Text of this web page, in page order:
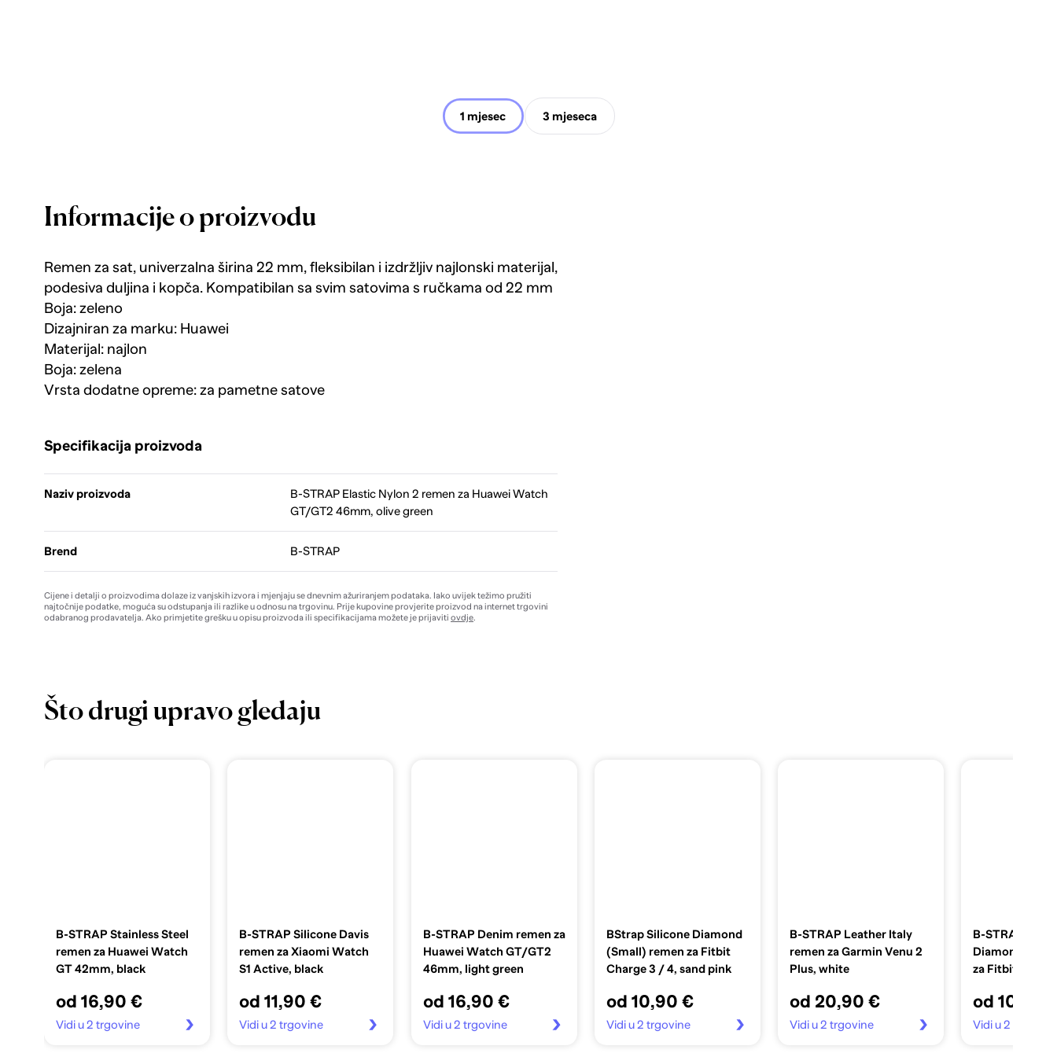
1 mjesec 3 mjeseca
Informacije o proizvodu
Remen za sat, univerzalna širina 22 mm, fleksibilan i izdržljiv najlonski materijal,
podesiva duljina i kopča. Kompatibilan sa svim satovima s ručkama od 22 mm
Boja: zeleno
Dizajniran za marku: Huawei
Materijal: najlon
Boja: zelena
Vrsta dodatne opreme: za pametne satove
Specifikacija proizvoda
Naziv proizvoda
B-STRAP Elastic Nylon 2 remen za Huawei Watch
GT/GT2 46mm, olive green
Brend B-STRAP
Cijene i detalji o proizvodima dolaze iz vanjskih izvora i mjenjaju se dnevnim ažuriranjem podataka. Iako uvijek težimo pružiti
najtočnije podatke, moguća su odstupanja ili razlike u odnosu na trgovinu. Prije kupovine provjerite proizvod na internet trgovini
odabranog prodavatelja. Ako primjetite grešku u opisu proizvoda ili specifikacijama možete je prijaviti ovdje.
Što drugi upravo gledaju
B-STRAP Stainless Steel
remen za Huawei Watch
GT 42mm, black
od 16,90 €
Vidi u 2 trgovine
B-STRAP Silicone Davis
remen za Xiaomi Watch
S1 Active, black
od 11,90 €
Vidi u 2 trgovine
B-STRAP Denim remen za
Huawei Watch GT/GT2
46mm, light green
od 16,90 €
Vidi u 2 trgovine
BStrap Silicone Diamond
(Small) remen za Fitbit
Charge 3 / 4, sand pink
od 10,90 €
Vidi u 2 trgovine
B-STRAP Leather Italy
remen za Garmin Venu 2
Plus, white
od 20,90 €
Vidi u 2 trgovine
B-STRAP
Diamond
za Fitbit
od 10,90
Vidi u 2 trgovine